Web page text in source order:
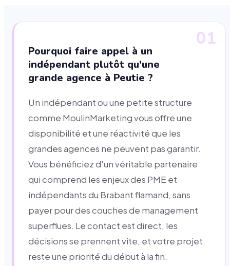
01
Pourquoi faire appel à un
indépendant plutôt qu'une
grande agence à Peutie ?
Un indépendant ou une petite structure
comme MoulinMarketing vous offre une
disponibilité et une réactivité que les
grandes agences ne peuvent pas garantir.
Vous bénéficiez d'un véritable partenaire
qui comprend les enjeux des PME et
indépendants du Brabant flamand, sans
payer pour des couches de management
superflues. Le contact est direct, les
décisions se prennent vite, et votre projet
reste une priorité du début à la fin.